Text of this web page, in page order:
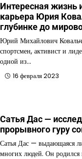
Интересная жизнь
карьера Юрия
глубинке до
Юрий Михайлович
спортсмен, активист и
одной из…
16 февраля 2023
Сатья Дас —
прорывного гуру
Сатья Дас — выдающаяся
многих людей. Он